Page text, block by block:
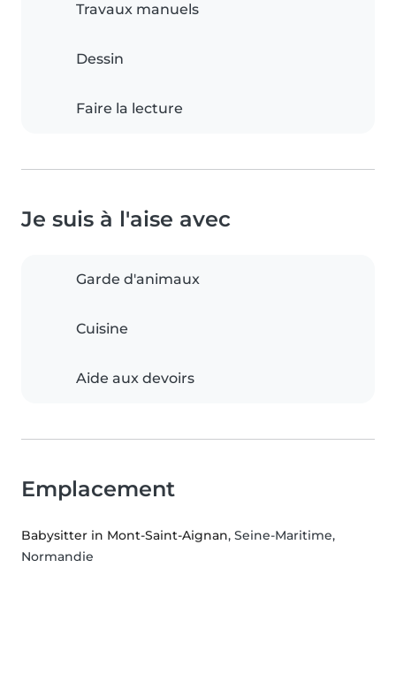
Travaux manuels
Dessin
Faire la lecture
Je suis à l'aise avec
Garde d'animaux
Cuisine
Aide aux devoirs
Emplacement
Babysitter in Mont-Saint-Aignan, Seine-Maritime,
Normandie